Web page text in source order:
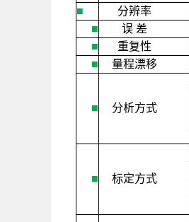
■
分辨率
■
误 差
■
重复性
■
量程漂移
■ 分析方式
■ 标定方式